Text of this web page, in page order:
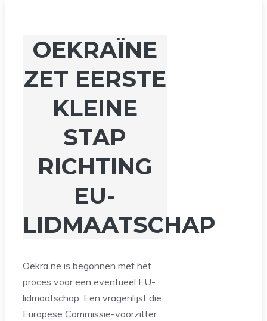
OEKRAÏNE
ZET EERSTE
KLEINE
STAP
RICHTING
EU-
LIDMAATSCHAP
Oekraïne is begonnen met het
proces voor een eventueel EU-
lidmaatschap. Een vragenlijst die
Europese Commissie-voorzitter